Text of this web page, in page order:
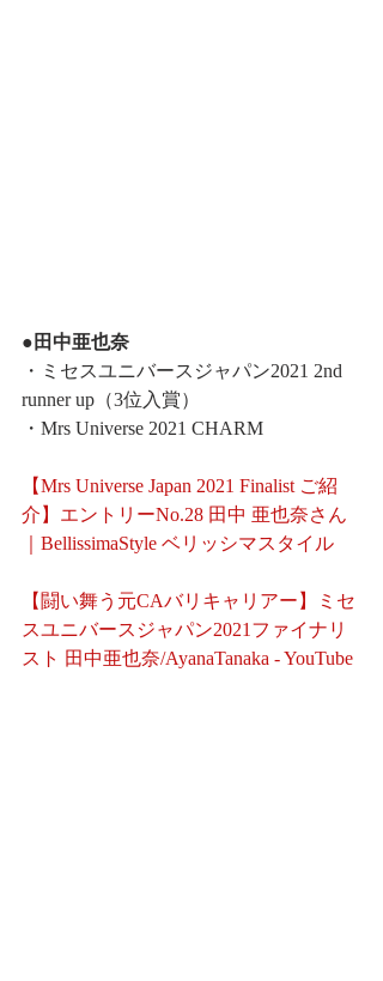
●田中亜也奈
・ミセスユニバースジャパン2021 2nd
runner up（3位入賞）
・Mrs Universe 2021 CHARM
【Mrs Universe Japan 2021 Finalist ご紹
介】エントリーNo.28 田中 亜也奈さん
｜BellissimaStyle ベリッシマスタイル
【闘い舞う元CAバリキャリアー】ミセ
スユニバースジャパン2021ファイナリ
スト 田中亜也奈/AyanaTanaka - YouTube